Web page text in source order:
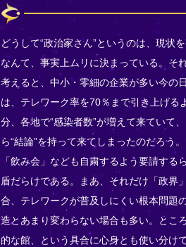
どうして“政治家さん”というのは、現状
なんて、事実上ムリに決まっている。そ
考えると、中小・零細の企業が多い今の
は、テレワーク率を70％まで引き上げる
分、各地で“感染者数”が増えて来ていて
ら“結論”を持って来てしまったのだろう
「飲み会」なども自粛するよう要請す
盾だらけである。まあ、それだけ「政界
合、テレワークが普及しにくい根本問題
造とあまり変わらない場合も多い。とこ
的な館、という具合に心身とも使い分け